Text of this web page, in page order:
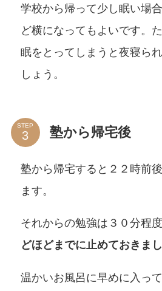
学校から帰って少し眠い場
ど横になってもよいです。
眠をとってしまうと夜寝ら
しょう。
STEP 塾から帰宅後
塾から帰宅すると２２時前
ます。
それからの勉強は３０分程
どほどまでに止めておきま
温かいお風呂に早めに入っ